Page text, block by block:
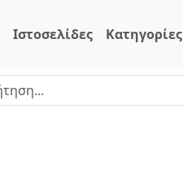
Ιστοσελίδες Κατηγορίες